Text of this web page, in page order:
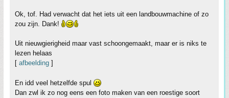
Ok, tof. Had verwacht dat het iets uit een landbouwmachine of zo
zou zijn. Dank!
Uit nieuwgierigheid maar vast schoongemaakt, maar er is niks te
lezen helaas
[ afbeelding ]
En idd veel hetzelfde spul
Dan zwl ik zo nog eens een foto maken van een roestige soort